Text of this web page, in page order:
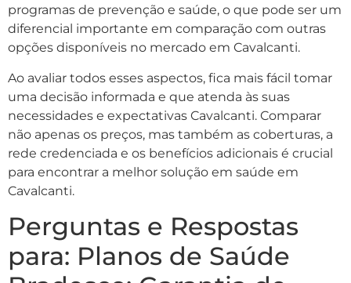
programas de prevenção e saúde, o que pode ser um
diferencial importante em comparação com outras
opções disponíveis no mercado em Cavalcanti.
Ao avaliar todos esses aspectos, fica mais fácil tomar
uma decisão informada e que atenda às suas
necessidades e expectativas Cavalcanti. Comparar
não apenas os preços, mas também as coberturas, a
rede credenciada e os benefícios adicionais é crucial
para encontrar a melhor solução em saúde em
Cavalcanti.
Perguntas e Respostas
para: Planos de Saúde